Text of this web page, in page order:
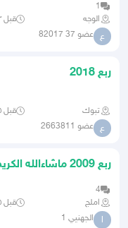
1
الوجه
قبل ٣ ساعات
ع عضو 37 82017
ربع 2018
تبوك قبل ٥ ساعات
ع عضو 2663811
ربع 2009 ماشاءالله الكريم
4
املج
قبل ٥ ساعات
ا الجهنيي 1